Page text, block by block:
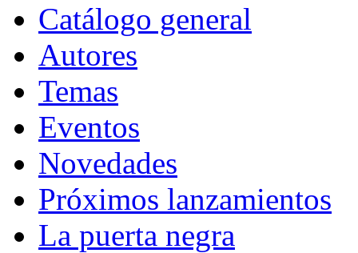
Catálogo general
Autores
Temas
Eventos
Novedades
Próximos lanzamientos
La puerta negra